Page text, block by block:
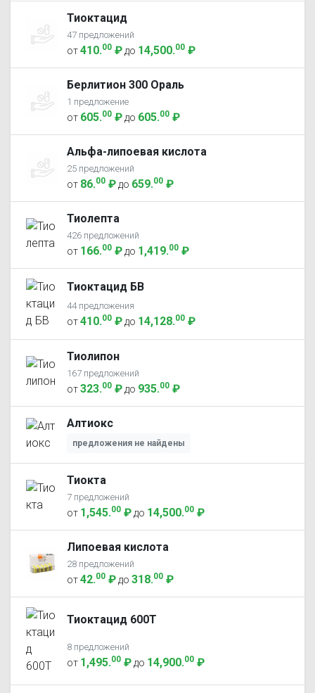
Тиоктацид
47 предложений
от410.00 ₽ до 14,500.00 ₽
Берлитион 300 Ораль
1 предложение
от 605.00 ₽ до 605.00 ₽
Альфа-липоевая кислота
25 предложений
от 86.00 ₽ до 659.00 ₽
Тиолепта
426 предложений
от 166.00 ₽ до 1,419.00 ₽
Тиоктацид БВ
44 предложения
от410.00 ₽ до 14,128.00 ₽
Тиолипон
167 предложений
от323.00 ₽ до 935.00 ₽
Алтиокс
предложения не найдены
Тиокта
7 предложений
от 1,545.00 ₽ до 14,500.00 ₽
Липоевая кислота
28 предложений
от42.00 ₽ до 318.00 ₽
Тиоктацид 600Т
8 предложений
от 1,495.00 ₽ до 14,900.00 ₽